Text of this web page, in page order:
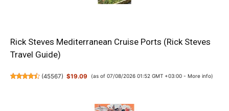
Rick Steves Mediterranean Cruise Ports (Rick Steves
Travel Guide)
(45567) $19.09 (as of 07/08/2026 01:52 GMT +03:00 - More info)